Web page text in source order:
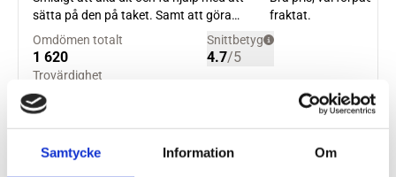
Samtycke Information Om